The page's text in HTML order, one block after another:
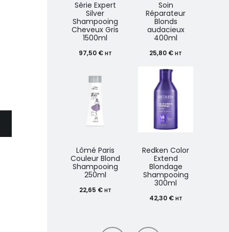
Série Expert
Silver
Shampooing
Cheveux Gris
1500ml
97,50 € HT
Lômé Paris
Couleur Blond
Shampooing
250ml
22,65 € HT
Soin
Réparateur
Blonds
audacieux
400ml
25,80 € HT
Redken Color
Extend
Blondage
Shampooing
300ml
42,30 € HT